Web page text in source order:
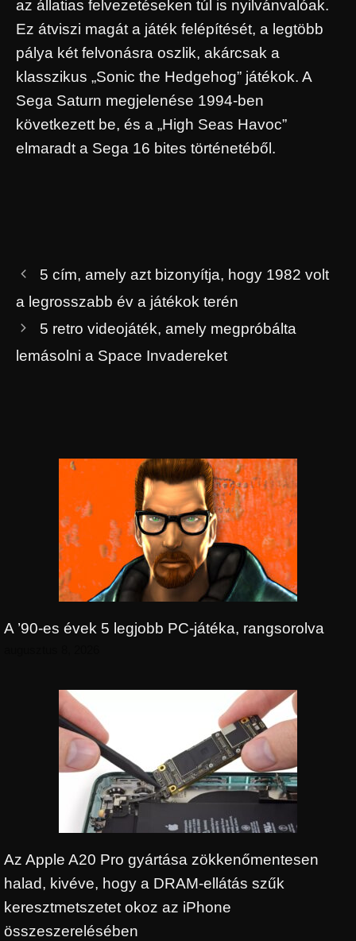
az állatias felvezetéseken túl is nyilvánvalóak.
Ez átviszi magát a játék felépítését, a legtöbb
pálya két felvonásra oszlik, akárcsak a
klasszikus „Sonic the Hedgehog” játékok. A
Sega Saturn megjelenése 1994-ben
következett be, és a „High Seas Havoc”
elmaradt a Sega 16 bites történetéből.
5 cím, amely azt bizonyítja, hogy 1982 volt
a legrosszabb év a játékok terén
5 retro videojáték, amely megpróbálta
lemásolni a Space Invadereket
A ’90-es évek 5 legjobb PC-játéka, rangsorolva
Az Apple A20 Pro gyártása zökkenőmentesen
halad, kivéve, hogy a DRAM-ellátás szűk
keresztmetszetet okoz az iPhone
összeszerelésében